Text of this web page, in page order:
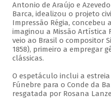
Antonio de Araújo e
Barca, idealizou o projeto
Impressão Régia, concebeu
imaginou a Missão Artística
veio ao Brasil o compositor
1858), primeiro a empregar
clássicas.
O espetáculo inclui a
Fúnebre para o Conde da
resgatada por Rosana